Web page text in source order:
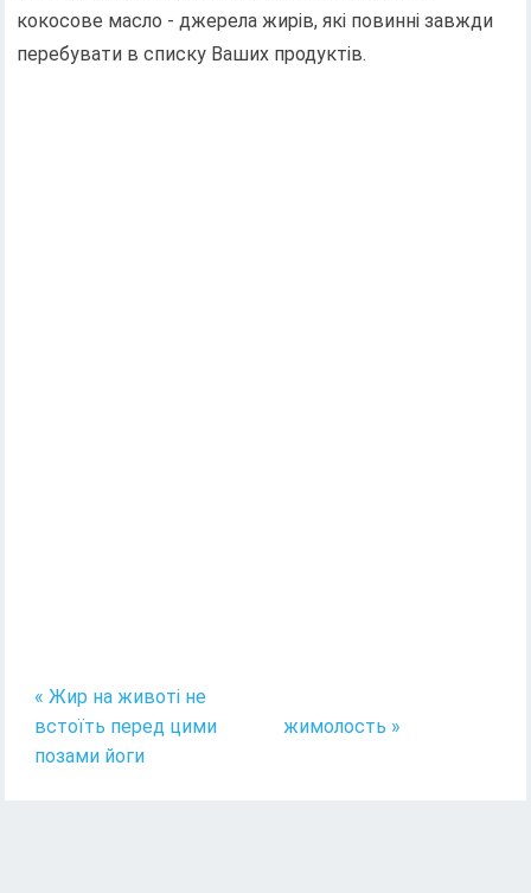
кокосове масло - джерела жирів, які повинні завжди
перебувати в списку Ваших продуктів.
« Жир на животі не
встоїть перед цими
позами йоги
жимолость »